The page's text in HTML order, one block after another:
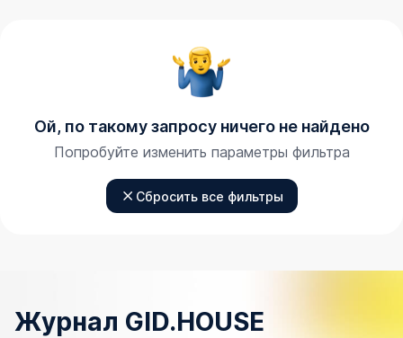
Ой, по такому запросу ничего не найдено
Попробуйте изменить параметры фильтра
Сбросить все фильтры
Журнал GID.HOUSE